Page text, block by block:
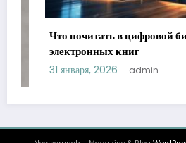
Что почитать в цифровой
электронных книг
31 января, 2026 admin